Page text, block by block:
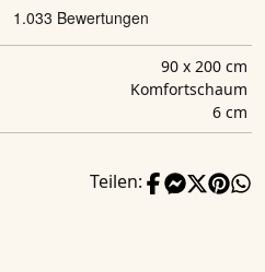
90 x 200 cm
Komfortschaum
6 cm
Teilen: